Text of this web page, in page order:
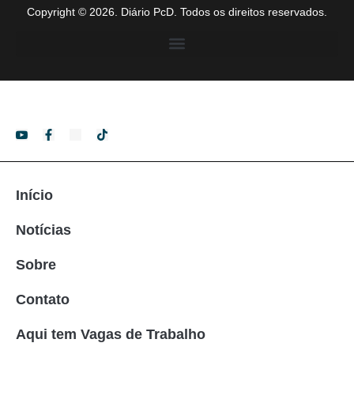
Copyright © 2026. Diário PcD. Todos os direitos reservados.
Início
Notícias
Sobre
Contato
Aqui tem Vagas de Trabalho